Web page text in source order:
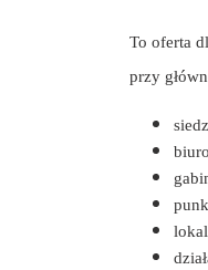
To oferta
przy
biuro